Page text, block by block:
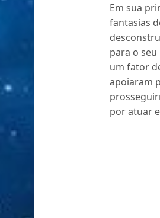
Em sua
fantasias
para o
um fator
apoiaram
por atuar